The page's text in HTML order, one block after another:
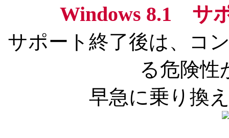
Windows 8.1 サ
サポート終了後は、コ
る危険性
早急に乗り換